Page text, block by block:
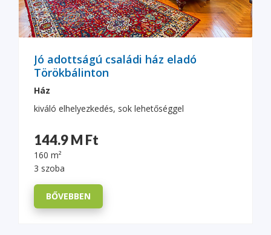
Jó adottságú családi ház eladó
Törökbálinton
Ház
kiváló elhelyezkedés, sok lehetőséggel
144.9 M Ft
160 m²
3 szoba
BŐVEBBEN